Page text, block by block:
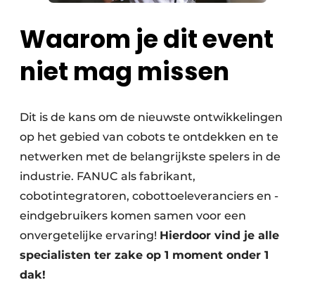
Waarom je dit event
niet mag missen
Dit is de kans om de nieuwste ontwikkelingen
op het gebied van cobots te ontdekken en te
netwerken met de belangrijkste spelers in de
industrie. FANUC als fabrikant,
cobotintegratoren, cobottoeleveranciers en -
eindgebruikers komen samen voor een
onvergetelijke ervaring! Hierdoor vind je alle
specialisten ter zake op 1 moment onder 1
dak!